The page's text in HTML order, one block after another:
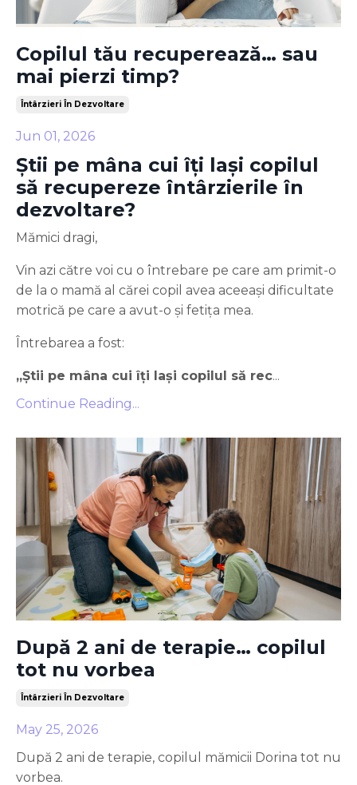
Copilul tău recuperează… sau
mai pierzi timp?
Întârzieri În Dezvoltare
Jun 01, 2026
Știi pe mâna cui îți lași copilul
să recupereze întârzierile în
dezvoltare?
Mămici dragi,
Vin azi către voi cu o întrebare pe care am primit-o
de la o mamă al cărei copil avea aceeași dificultate
motrică pe care a avut-o și fetița mea.
Întrebarea a fost:
„Știi pe mâna cui îți lași copilul să rec...
Continue Reading...
După 2 ani de terapie… copilul
tot nu vorbea
Întârzieri În Dezvoltare
May 25, 2026
După 2 ani de terapie, copilul mămicii Dorina tot nu
vorbea.